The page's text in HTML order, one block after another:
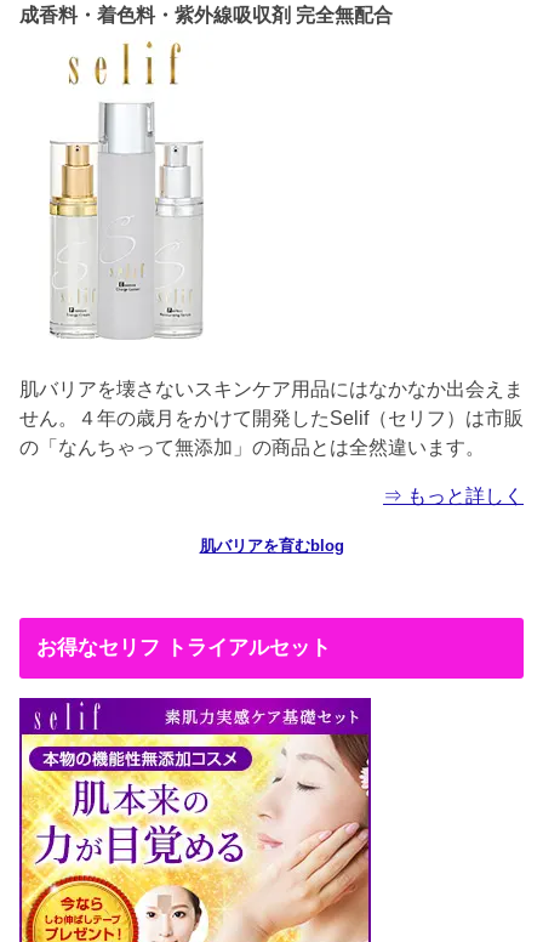
成香料・着色料・紫外線吸収剤 完全無配合
肌バリアを壊さないスキンケア用品にはなかなか出会えま
せん。４年の歳月をかけて開発したSelif（セリフ）は市販
の「なんちゃって無添加」の商品とは全然違います。
⇒ もっと詳しく
肌バリアを育むblog
お得なセリフ トライアルセット